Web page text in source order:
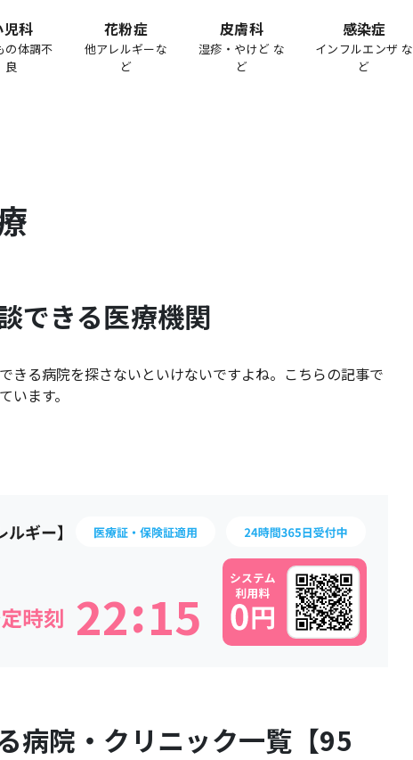
児科
の体調不
良
花粉症
他アレルギーな
ど
皮膚科
湿疹・やけど な
ど
感染症
インフルエンザ な
ど
できる医療機関
きる病院を探さないといけないですよね。こちらの記事で
ます。
22 15
:
病院・クリニック一覧【95